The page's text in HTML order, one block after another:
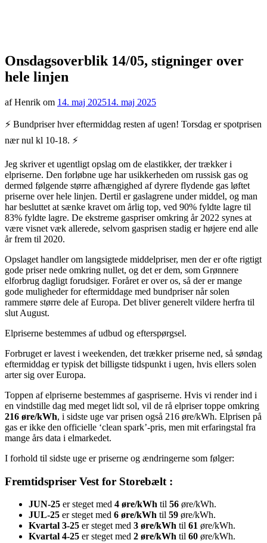
Onsdagsoverblik 14/05, stigninger over
hele linjen
af Henrik om 14. maj 202514. maj 2025
⚡️ Bundpriser hver eftermiddag resten af ugen! Torsdag er spotprisen
nær nul kl 10-18. ⚡️
Jeg skriver et ugentligt opslag om de elastikker, der trækker i
elpriserne. Den forløbne uge har usikkerheden om russisk gas og
dermed følgende større afhængighed af dyrere flydende gas løftet
priserne over hele linjen. Dertil er gaslagrene under middel, og man
har besluttet at sænke kravet om årlig top, ved 90% fyldte lagre til
83% fyldte lagre. De ekstreme gaspriser omkring år 2022 synes at
være visnet væk allerede, selvom gasprisen stadig er højere end alle
år frem til 2020.
Opslaget handler om langsigtede middelpriser, men der er ofte rigtigt
gode priser nede omkring nullet, og det er dem, som Grønnere
elforbrug dagligt forudsiger. Foråret er over os, så der er mange
gode muligheder for eftermiddage med bundpriser når solen
rammere større dele af Europa. Det bliver generelt vildere herfra til
slut August.
Elpriserne bestemmes af udbud og efterspørgsel.
Forbruget er lavest i weekenden, det trækker priserne ned, så søndag
eftermiddag er typisk det billigste tidspunkt i ugen, hvis ellers solen
arter sig over Europa.
Toppen af elpriserne bestemmes af gaspriserne. Hvis vi render ind i
en vindstille dag med meget lidt sol, vil de rå elpriser toppe omkring
216 øre/kWh, i sidste uge var prisen også 216 øre/kWh. Elprisen på
gas er ikke den officielle ‘clean spark’-pris, men mit erfaringstal fra
mange års data i elmarkedet.
I forhold til sidste uge er priserne og ændringerne som følger:
Fremtidspriser Vest for Storebælt :
JUN-25 er steget med 4 øre/kWh til 56 øre/kWh.
JUL-25 er steget med 6 øre/kWh til 59 øre/kWh.
Kvartal 3-25 er steget med 3 øre/kWh til 61 øre/kWh.
Kvartal 4-25 er steget med 2 øre/kWh til 60 øre/kWh.